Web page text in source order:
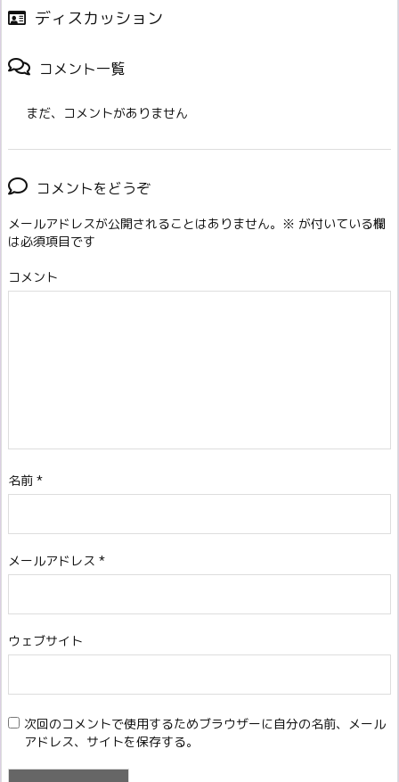
ディスカッション
コメント一覧
まだ、コメントがありません
コメントをどうぞ
メールアドレスが公開されることはありません。 ※ が付いている欄
は必須項目です
コメント
名前 *
メールアドレス *
ウェブサイト
次回のコメントで使用するためブラウザーに自分の名前、メール
アドレス、サイトを保存する。